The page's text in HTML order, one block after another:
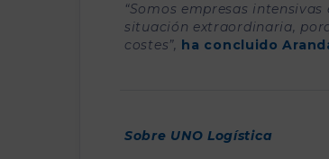
“Somos empresas
situación extraordinaria,
costes”, ha concluido
Sobre UNO Logística